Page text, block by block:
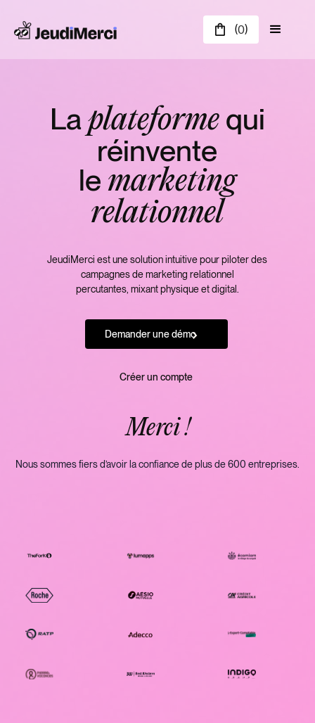
(0)
La plateformequi
réinvente
le marketing
relationnel
JeudiMerci est une solution intuitive pour piloter des
campagnes de marketing relationnel
percutantes, mixant physique et digital.
Demander une démo
Créer un compte
Merci !
Nous sommes fiers d’avoir la confiance de plus de 600 entreprises.